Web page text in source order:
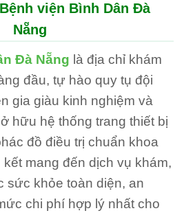
viện Bình Dân Đà
Nẵng
Đà Nẵng là địa chỉ khám
đầu, tự hào quy tụ đội
gia giàu kinh nghiệm và
hữu hệ thống trang thiết bị
đồ điều trị chuẩn khoa
kết mang đến dịch vụ khám,
sức khỏe toàn diện, an
chi phí hợp lý nhất cho